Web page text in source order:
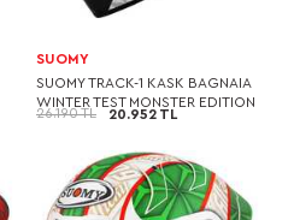
SUOMY
SUOMY TRACK-1 KASK BAGNAIA
WINTER TEST MONSTER EDITION
26.190 TL 20.952 TL